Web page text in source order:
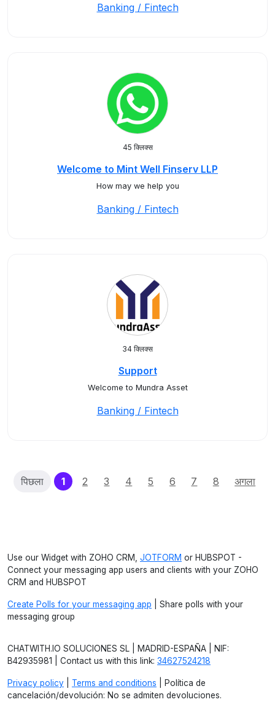
Banking / Fintech
45 क्लिक्स
Welcome to Mint Well Finserv LLP
How may we help you
Banking / Fintech
34 क्लिक्स
Support
Welcome to Mundra Asset
Banking / Fintech
पिछला 1(current)
2 3 4 5 6 7 8 अगला
Use our Widget with ZOHO CRM, JOTFORM or HUBSPOT -
Connect your messaging app users and clients with your ZOHO
CRM and HUBSPOT
Create Polls for your messaging app | Share polls with your
messaging group
CHATWITH.IO SOLUCIONES SL | MADRID-ESPAÑA | NIF:
B42935981 | Contact us with this link: 34627524218
Privacy policy Terms and conditions | Política de
cancelación/devolución: No se admiten devoluciones.